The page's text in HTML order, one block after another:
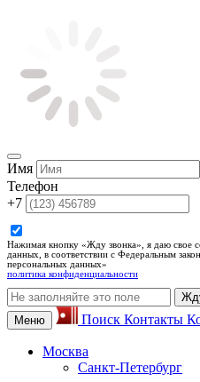
Имя
Телефон
+7
Нажимая кнопку «Жду звонка», я даю свое
данных, в соответствии с Федеральным
персональных данных»
политика конфиденциальности
Меню
Поиск Контакты
Москва
Санкт-Петербург